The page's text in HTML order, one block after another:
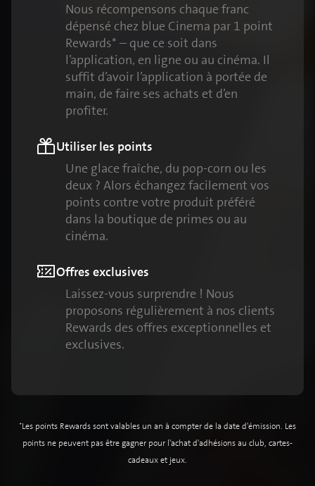
Nous récompensons chaque franc
dépensé chez blue Cinema par 1 point
Rewards* – que ce soit dans
l’application, en ligne ou au cinéma. Il
suffit d’avoir l’application à portée de
main, de faire ses achats et d’en
profiter.
Utiliser les points
Une glace fraîche, du pop-corn ou les
deux ? Alors échangez facilement vos
points contre votre produit préféré
dans la boutique de primes ou au
cinéma.
Offres exclusives
Laissez-vous surprendre ! Nous
proposons régulièrement à nos clients
Rewards des offres exceptionnelles et
exclusives.
*Les points Rewards sont valables un an à compter de la date d'émission. Les
points ne peuvent pas être gagner pour l'achat d'adhésions au club, cartes-
cadeaux et jeux.